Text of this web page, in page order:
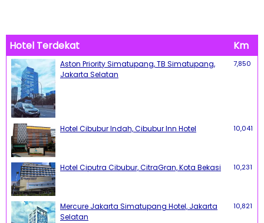
Hotel Terdekat Km
Aston Priority Simatupang, TB Simatupang,
Jakarta Selatan
7,850
Hotel Cibubur Indah, Cibubur Inn Hotel 10,041
Hotel Ciputra Cibubur, CitraGran, Kota Bekasi 10,231
Mercure Jakarta Simatupang Hotel, Jakarta
Selatan
10,821